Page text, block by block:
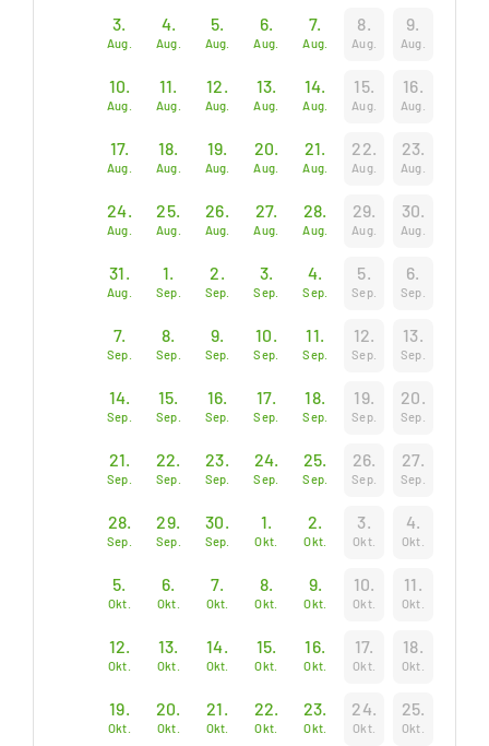
3.
Aug.
4.
Aug.
5.
Aug.
6.
Aug.
7.
Aug.
8.
Aug.
9.
Aug.
10.
Aug.
11.
Aug.
12.
Aug.
13.
Aug.
14.
Aug.
15.
Aug.
16.
Aug.
17.
Aug.
18.
Aug.
19.
Aug.
20.
Aug.
21.
Aug.
22.
Aug.
23.
Aug.
24.
Aug.
25.
Aug.
26.
Aug.
27.
Aug.
28.
Aug.
29.
Aug.
30.
Aug.
31.
Aug.
1.
Sep.
2.
Sep.
3.
Sep.
4.
Sep.
5.
Sep.
6.
Sep.
7.
Sep.
8.
Sep.
9.
Sep.
10.
Sep.
11.
Sep.
12.
Sep.
13.
Sep.
14.
Sep.
15.
Sep.
16.
Sep.
17.
Sep.
18.
Sep.
19.
Sep.
20.
Sep.
21.
Sep.
22.
Sep.
23.
Sep.
24.
Sep.
25.
Sep.
26.
Sep.
27.
Sep.
28.
Sep.
29.
Sep.
30.
Sep.
1.
Okt.
2.
Okt.
3.
Okt.
4.
Okt.
5.
Okt.
6.
Okt.
7.
Okt.
8.
Okt.
9.
Okt.
10.
Okt.
11.
Okt.
12.
Okt.
13.
Okt.
14.
Okt.
15.
Okt.
16.
Okt.
17.
Okt.
18.
Okt.
19.
Okt.
20.
Okt.
21.
Okt.
22.
Okt.
23.
Okt.
24.
Okt.
25.
Okt.